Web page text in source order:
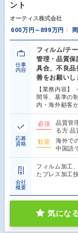
ント
オーティス株式会社
600万円～899万円
仕事
内容
フィルム/テ
管理・品質保
具合、不良品
善をお願いし
【業務内容】
間等、基準の
内・海外顧客
応募
資格
必須
品質管
る方 品
歓迎
海外で
中国語
会社
概要
フィルム加工
たプレス加工
気にな